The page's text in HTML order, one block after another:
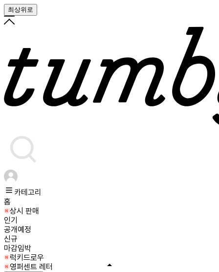
최상위로
카테고리
홈
상시 판매
인기
공개예정
신규
마감임박
럭키드로우
영퍼센트 레터